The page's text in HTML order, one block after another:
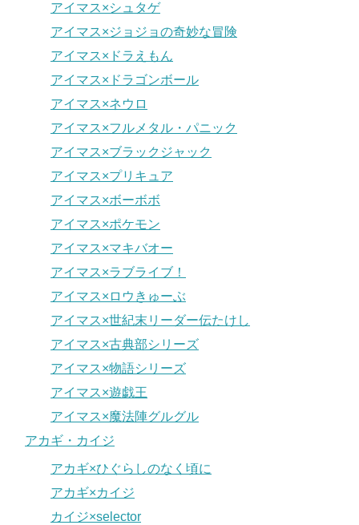
アイマス×シュタゲ
アイマス×ジョジョの奇妙な冒険
アイマス×ドラえもん
アイマス×ドラゴンボール
アイマス×ネウロ
アイマス×フルメタル・パニック
アイマス×ブラックジャック
アイマス×プリキュア
アイマス×ボーボボ
アイマス×ポケモン
アイマス×マキバオー
アイマス×ラブライブ！
アイマス×ロウきゅーぶ
アイマス×世紀末リーダー伝たけし
アイマス×古典部シリーズ
アイマス×物語シリーズ
アイマス×遊戯王
アイマス×魔法陣グルグル
アカギ・カイジ
アカギ×ひぐらしのなく頃に
アカギ×カイジ
カイジ×selector